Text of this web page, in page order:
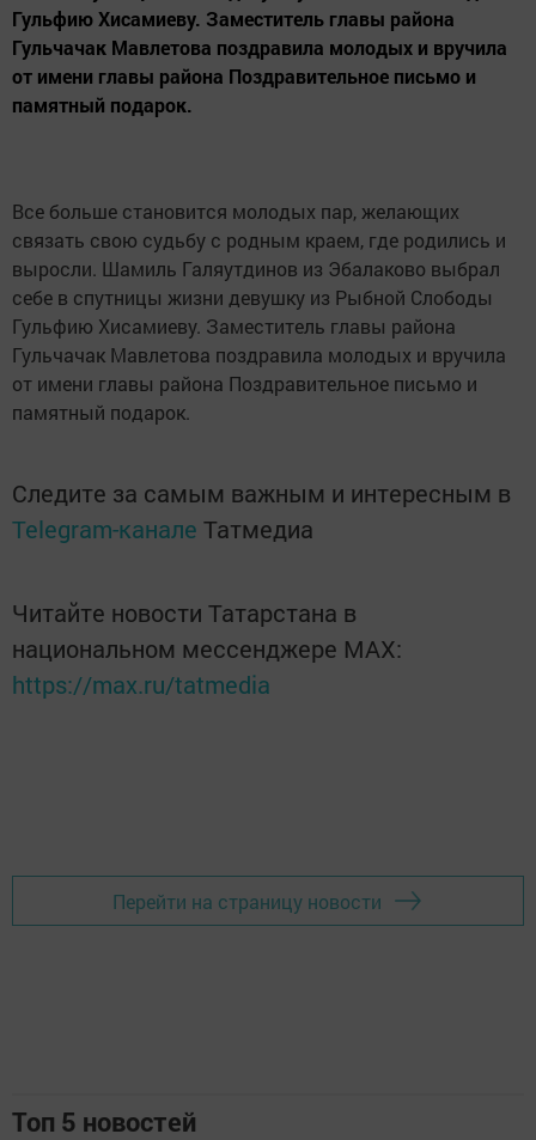
Гульфию Хисамиеву. Заместитель главы района
Гульчачак Мавлетова поздравила молодых и вручила
от имени главы района Поздравительное письмо и
памятный подарок.
Все больше становится молодых пар, желающих
связать свою судьбу с родным краем, где родились и
выросли. Шамиль Галяутдинов из Эбалаково выбрал
себе в спутницы жизни девушку из Рыбной Слободы
Гульфию Хисамиеву. Заместитель главы района
Гульчачак Мавлетова поздравила молодых и вручила
от имени главы района Поздравительное письмо и
памятный подарок.
Следите за самым важным и интересным в
Telegram-канале Татмедиа
Читайте новости Татарстана в
национальном мессенджере MАХ:
https://max.ru/tatmedia
Перейти на страницу новости
Топ 5 новостей